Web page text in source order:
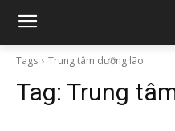
Tags Trung tâm dưỡng lão
Tag: Trung